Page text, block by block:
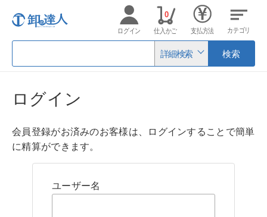
詳細検索 検索
ログイン 仕入かご
0
支払方法 カテゴリ
ログイン
会員登録がお済みのお客様は、ログインすることで簡単
に精算ができます。
ユーザー名